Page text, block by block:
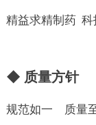
精益求精制药 科
◆ 质量方针
规范如一 质量